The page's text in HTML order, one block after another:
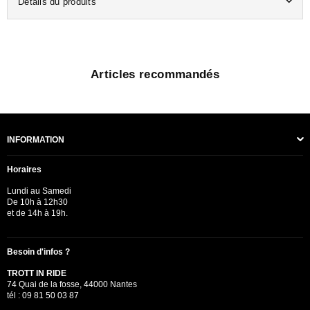
Articles recommandés
INFORMATION
Horaires
Lundi au Samedi
De 10h à 12h30
et de 14h à 19h.
Besoin d'infos ?
TROTT IN RIDE
74 Quai de la fosse, 44000 Nantes
tél : 09 81 50 03 87